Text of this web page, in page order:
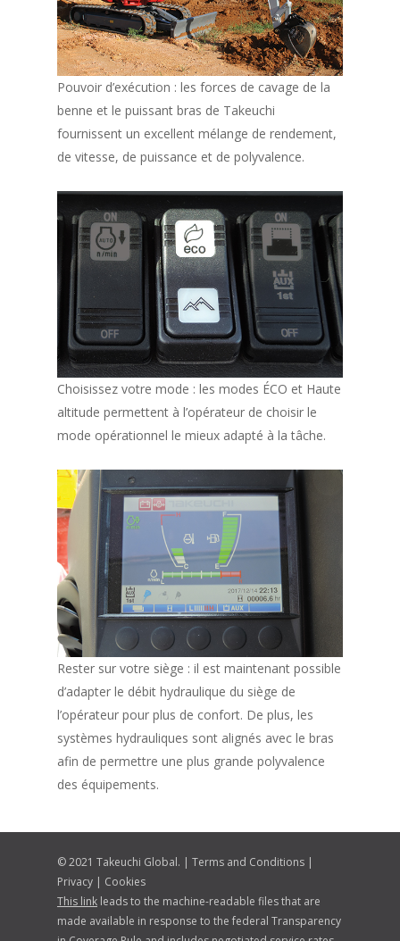
Pouvoir d’exécution : les forces de cavage de la
benne et le puissant bras de Takeuchi
fournissent un excellent mélange de rendement,
de vitesse, de puissance et de polyvalence.
Choisissez votre mode : les modes ÉCO et Haute
altitude permettent à l’opérateur de choisir le
mode opérationnel le mieux adapté à la tâche.
Rester sur votre siège : il est maintenant possible
d’adapter le débit hydraulique du siège de
l’opérateur pour plus de confort. De plus, les
systèmes hydrauliques sont alignés avec le bras
afin de permettre une plus grande polyvalence
des équipements.
© 2021 Takeuchi Global. | Terms and Conditions |
Privacy | Cookies
This link leads to the machine-readable files that are
made available in response to the federal Transparency